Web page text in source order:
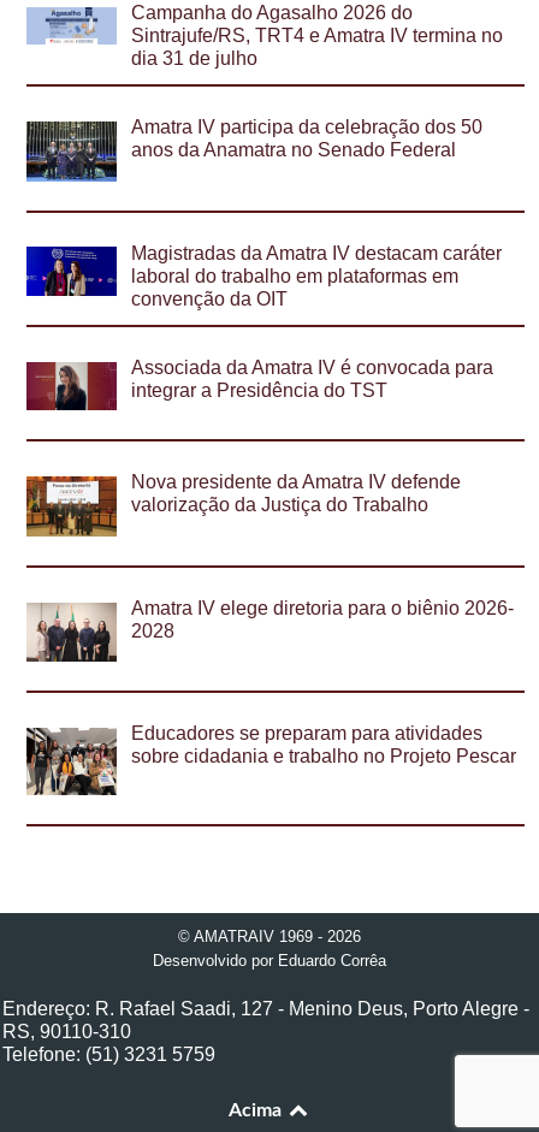
Campanha do Agasalho 2026 do
Sintrajufe/RS, TRT4 e Amatra IV termina no
dia 31 de julho
Amatra IV participa da celebração dos 50
anos da Anamatra no Senado Federal
Magistradas da Amatra IV destacam caráter
laboral do trabalho em plataformas em
convenção da OIT
Associada da Amatra IV é convocada para
integrar a Presidência do TST
Nova presidente da Amatra IV defende
valorização da Justiça do Trabalho
Amatra IV elege diretoria para o biênio 2026-
2028
Educadores se preparam para atividades
sobre cidadania e trabalho no Projeto Pescar
© AMATRAIV 1969 - 2026
Desenvolvido por Eduardo Corrêa
Endereço: R. Rafael Saadi, 127 - Menino Deus, Porto Alegre -
RS, 90110-310
Telefone: (51) 3231 5759
Acima